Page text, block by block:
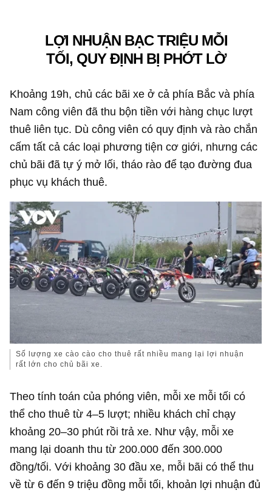
LỢI NHUẬN BẠC TRIỆU MỖI
TỐI, QUY ĐỊNH BỊ PHỚT LỜ
Khoảng 19h, chủ các bãi xe ở cả phía Bắc và phía
Nam công viên đã thu bộn tiền với hàng chục lượt
thuê liên tục. Dù công viên có quy định và rào chắn
cấm tất cả các loại phương tiện cơ giới, nhưng các
chủ bãi đã tự ý mở lối, tháo rào để tạo đường đua
phục vụ khách thuê.
Số lượng xe cào cào cho thuê rất nhiều mang lại lợi nhuận
rất lớn cho chủ bãi xe.
Theo tính toán của phóng viên, mỗi xe mỗi tối có
thể cho thuê từ 4–5 lượt; nhiều khách chỉ chạy
khoảng 20–30 phút rồi trả xe. Như vậy, mỗi xe
mang lại doanh thu từ 200.000 đến 300.000
đồng/tối. Với khoảng 30 đầu xe, mỗi bãi có thể thu
về từ 6 đến 9 triệu đồng mỗi tối, khoản lợi nhuận đủ